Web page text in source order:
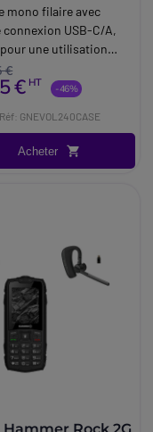
mono filaire avec
connexion USB-C/A,
une utilisation
en milieu
€
€ HT -46%
Réf: GNEVOL240CASE
Acheter